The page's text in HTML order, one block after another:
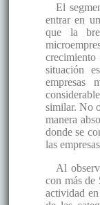
El
entrar en
que la
situación
empresas
similar. No
manera
donde se
las
Al
con más de
actividad